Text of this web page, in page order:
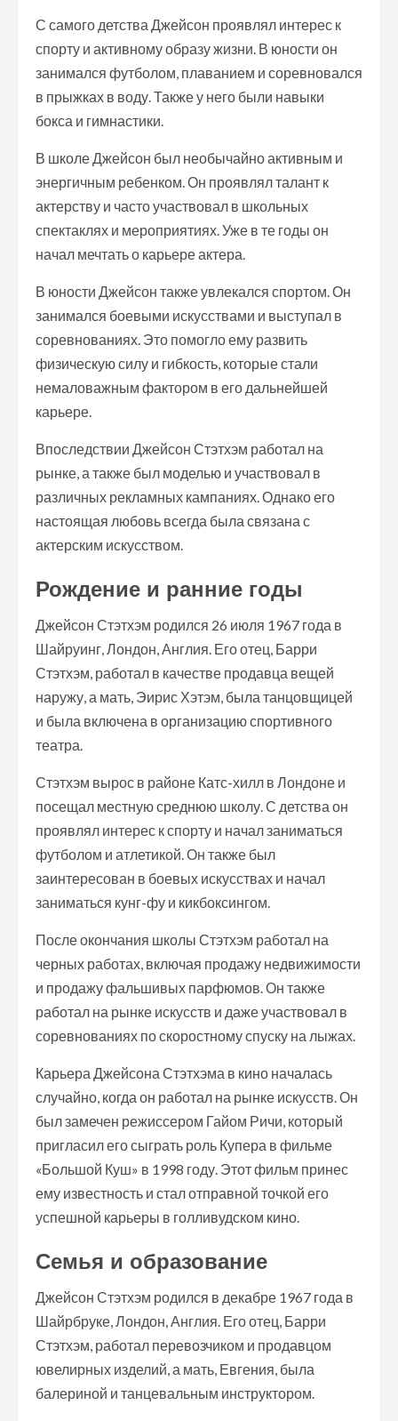
С самого детства Джейсон проявлял интерес к
спорту и активному образу жизни. В юности он
занимался футболом, плаванием и соревновался
в прыжках в воду. Также у него были навыки
бокса и гимнастики.
В школе Джейсон был необычайно активным и
энергичным ребенком. Он проявлял талант к
актерству и часто участвовал в школьных
спектаклях и мероприятиях. Уже в те годы он
начал мечтать о карьере актера.
В юности Джейсон также увлекался спортом. Он
занимался боевыми искусствами и выступал в
соревнованиях. Это помогло ему развить
физическую силу и гибкость, которые стали
немаловажным фактором в его дальнейшей
карьере.
Впоследствии Джейсон Стэтхэм работал на
рынке, а также был моделью и участвовал в
различных рекламных кампаниях. Однако его
настоящая любовь всегда была связана с
актерским искусством.
Рождение и ранние годы
Джейсон Стэтхэм родился 26 июля 1967 года в
Шайруинг, Лондон, Англия. Его отец, Барри
Стэтхэм, работал в качестве продавца вещей
наружу, а мать, Эирис Хэтэм, была танцовщицей
и была включена в организацию спортивного
театра.
Стэтхэм вырос в районе Катс-хилл в Лондоне и
посещал местную среднюю школу. С детства он
проявлял интерес к спорту и начал заниматься
футболом и атлетикой. Он также был
заинтересован в боевых искусствах и начал
заниматься кунг-фу и кикбоксингом.
После окончания школы Стэтхэм работал на
черных работах, включая продажу недвижимости
и продажу фальшивых парфюмов. Он также
работал на рынке искусств и даже участвовал в
соревнованиях по скоростному спуску на лыжах.
Карьера Джейсона Стэтхэма в кино началась
случайно, когда он работал на рынке искусств. Он
был замечен режиссером Гайом Ричи, который
пригласил его сыграть роль Купера в фильме
«Большой Куш» в 1998 году. Этот фильм принес
ему известность и стал отправной точкой его
успешной карьеры в голливудском кино.
Семья и образование
Джейсон Стэтхэм родился в декабре 1967 года в
Шайрбруке, Лондон, Англия. Его отец, Барри
Стэтхэм, работал перевозчиком и продавцом
ювелирных изделий, а мать, Евгения, была
балериной и танцевальным инструктором.